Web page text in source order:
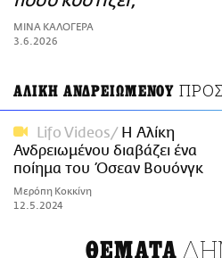
ΑΜΠΑ
PRINT
ΜΙΝΑ ΚΑΛΟΓΕΡΑ
3.6.2026
ΑΛΙΚΗ ΑΝΔΡΕΙΩΜΕΝΟΥ
Lifo Videos
Η Αλίκη
Ανδρειωμένου διαβάζει ένα
ποίημα του Όσεαν Βουόνγκ
Μερόπη Κοκκίνη
12.5.2024
ΘΕΜΑΤΑ